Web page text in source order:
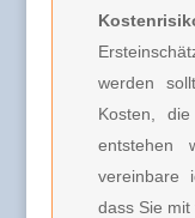
werden
Kosten,
entstehen
vereinbare
dass Sie mit